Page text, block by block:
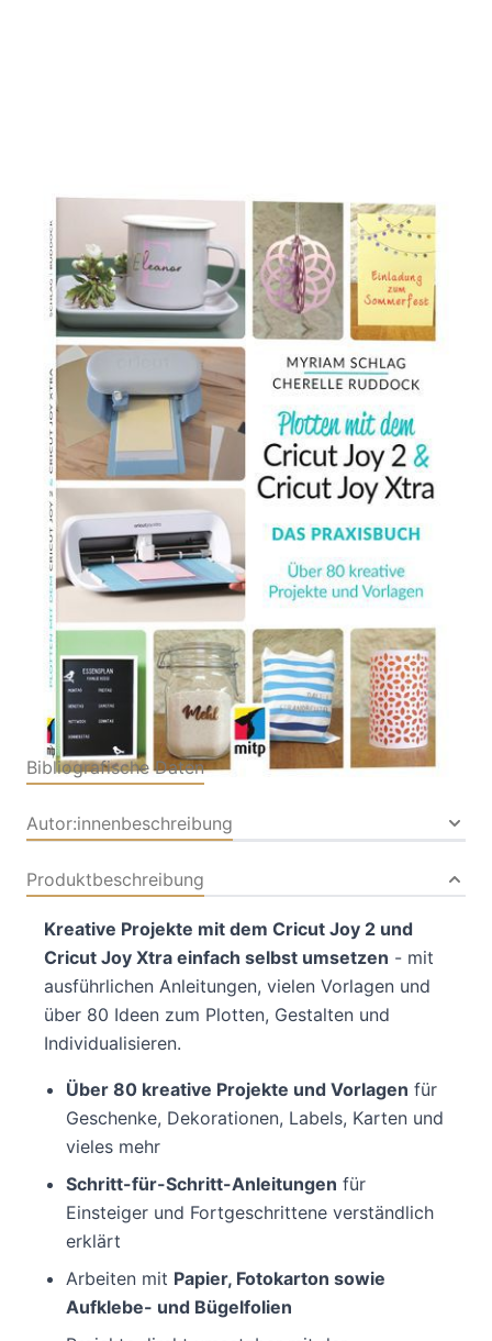
Plotten mit dem Cricut Joy 2 &
Cricut Joy Xtra für Einsteiger und
Fortgeschrittene
Zur Wunschliste hinzufügen
Das Praxisbuch. Über 80 kreative Projekte und
Ideen
Von Cherelle Ruddock
Verlag: mitp Verlags
GmbH & Co.KG|MITP
28.05.2026
Buch 120 Seiten
Softcover
ISBN: 978-3-74751220-
3
Bibliografische Daten
Autor:innenbeschreibung
Produktbeschreibung
Kreative Projekte mit dem Cricut Joy 2 und
Cricut Joy Xtra einfach selbst umsetzen - mit
ausführlichen Anleitungen, vielen Vorlagen und
über 80 Ideen zum Plotten, Gestalten und
Individualisieren.
Über 80 kreative Projekte und Vorlagen für
Geschenke, Dekorationen, Labels, Karten und
vieles mehr
Schritt-für-Schritt-Anleitungen für
Einsteiger und Fortgeschrittene verständlich
erklärt
Arbeiten mit Papier, Fotokarton sowie
Aufklebe- und Bügelfolien